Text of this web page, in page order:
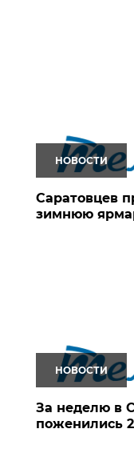
НОВОСТИ
Саратовцев
зимнюю
НОВОСТИ
За неделю в
поженились